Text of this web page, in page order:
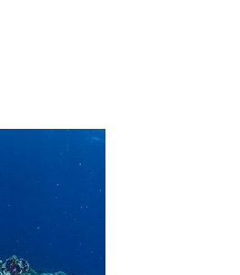
。また、エントリーの順番はガイ
ラは一度でもそのような行動を取
しかし、万が一海にエントリーで
りがある中でスノーケリングを行